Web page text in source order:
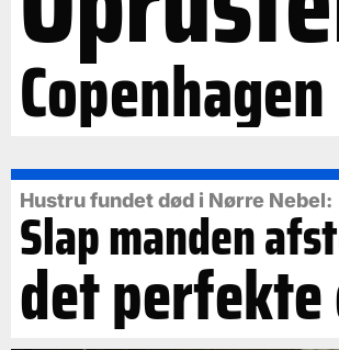
Hustru fundet død i Nørre Nebel:
Slap manden
det perfekte